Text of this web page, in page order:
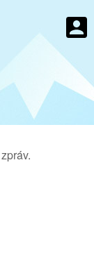
zpráv.